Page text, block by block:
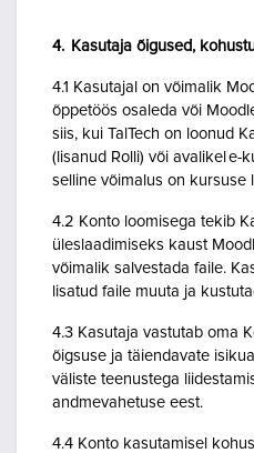
4. Kasutaja õigused,
4.1 Kasutajal on võimalik
õppetöös osaleda või
siis, kui TalTech on loonud
(lisanud Rolli) või avalikel e-
selline võimalus on kursuse
4.2 Konto loomisega tekib
üleslaadimiseks kaust
võimalik salvestada faile.
lisatud faile muuta ja
4.3 Kasutaja vastutab oma
õigsuse ja täiendavate
väliste teenustega
andmevahetuse eest.
4.4 Konto kasutamisel